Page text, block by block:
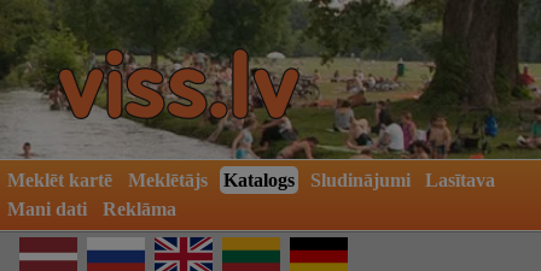
Meklēt kartē Meklētājs Katalogs Sludinājumi
Lasītava
Mani dati
Reklāma